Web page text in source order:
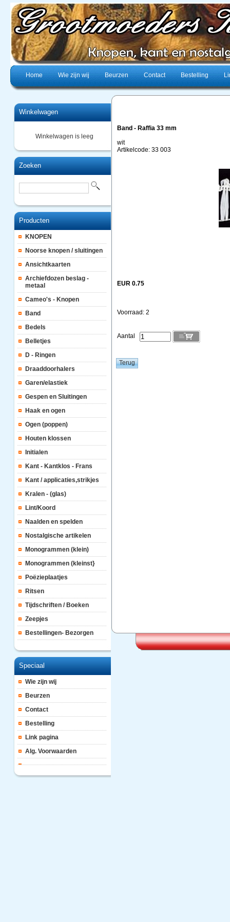
Home Wie zijn wij Beurzen Contact Bestelling
Winkelwagen
Winkelwagen is leeg
Zoeken
Producten
KNOPEN
Noorse knopen / sluitingen
Ansichtkaarten
Archiefdozen beslag -
metaal
Cameo's - Knopen
Band
Bedels
Belletjes
D - Ringen
Draaddoorhalers
Garen/elastiek
Gespen en Sluitingen
Haak en ogen
Ogen (poppen)
Houten klossen
Initialen
Kant - Kantklos - Frans
Kant / applicaties,strikjes
Kralen - (glas)
Lint/Koord
Naalden en spelden
Nostalgische artikelen
Monogrammen (klein)
Monogrammen (kleinst}
Poëzieplaatjes
Ritsen
Tijdschriften / Boeken
Zeepjes
Bestellingen- Bezorgen
Speciaal
Wie zijn wij
Beurzen
Contact
Bestelling
Link pagina
Alg. Voorwaarden
Band - Raffia 33 mm
wit
Artikelcode: 33 003
EUR 0.75
Voorraad: 2
Aantal